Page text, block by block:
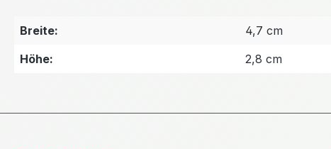
Breite:
4,7 cm
Höhe:
2,8 cm